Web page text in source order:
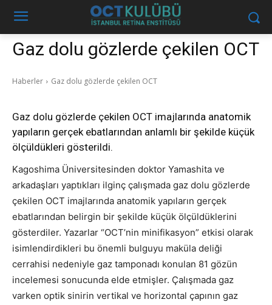
Gaz dolu gözlerde çekilen OCT
Haberler Gaz dolu gözlerde çekilen OCT
Gaz dolu gözlerde çekilen OCT imajlarında anatomik
yapıların gerçek ebatlarından anlamlı bir şekilde küçük
ölçüldükleri gösterildi.
Kagoshima Üniversitesinden doktor Yamashita ve
arkadaşları yaptıkları ilginç çalışmada gaz dolu gözlerde
çekilen OCT imajlarında anatomik yapıların gerçek
ebatlarından belirgin bir şekilde küçük ölçüldüklerini
gösterdiler. Yazarlar “OCT’nin minifikasyon” etkisi olarak
isimlendirdikleri bu önemli bulguyu maküla deliği
cerrahisi nedeniyle gaz tamponadı konulan 81 gözün
incelemesi sonucunda elde etmişler. Çalışmada gaz
varken optik sinirin vertikal ve horizontal çapının gaz